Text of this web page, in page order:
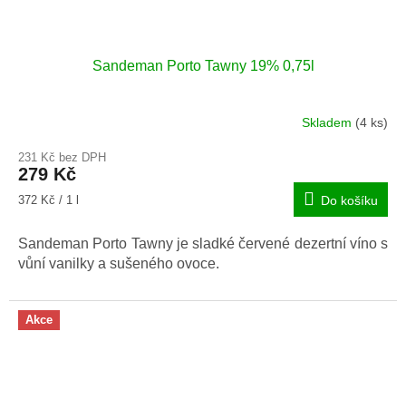
Sandeman Porto Tawny 19% 0,75l
Skladem (4 ks)
231 Kč bez DPH
279 Kč
Měrná
372 Kč / 1 l Do košíku
Sandeman Porto Tawny je sladké červené dezertní víno s
vůní vanilky a sušeného ovoce.
Akce